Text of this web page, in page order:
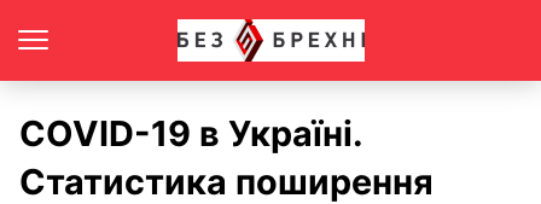
COVID-19 в Україні.
Статистика поширення